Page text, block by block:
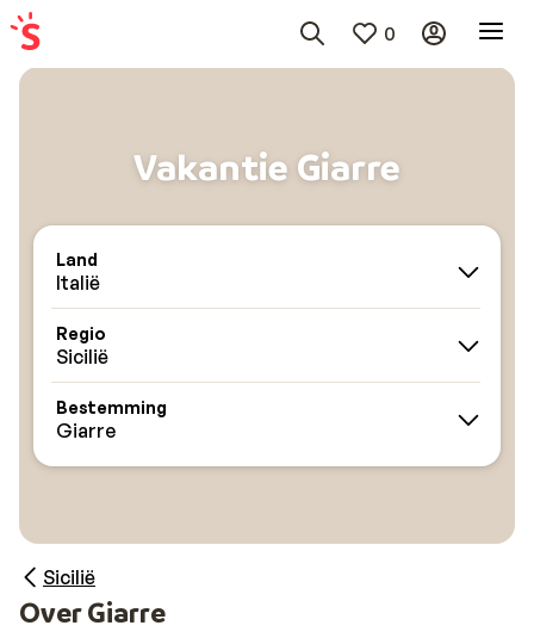
0
Vakantie Giarre
Land
Italië
Regio
Sicilië
Bestemming
Giarre
Sicilië
Over Giarre